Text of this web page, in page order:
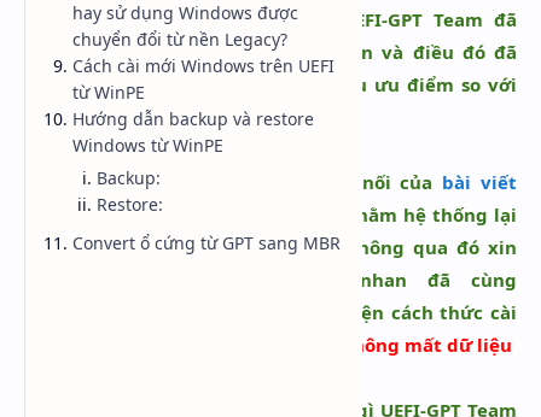
Hidden Menu
Hidden Menu
Khoảng hơn 2 năm trước [V-Z] UEFI-GPT Team đã
từng nói rằng UEFI sẽ dần phổ biến và điều đó đã
đúng sự thật. Thực sự nó quá nhiều ưu điểm so với
chuẩn cũ (Legacy/CSM)
Bài viết này được xem là sự tiếp nối của bài viết
trên diễn đàn vn-zoom.com nhằm hệ thống lại
nội dung một cách đầy đủ nhất. Thông qua đó xin
chân thành cám ơn bác tuainhan đã cùng
niemtin007 nghiên cứu để hoàn thiện cách thức cài
không mất dữ liệu
niemtin007 luôn trân trọng những gì UEFI-GPT Team
hay sử dụng Windows được
chuyển đổi từ nền Legacy?
Cách cài mới Windows trên UEFI
từ WinPE
Hướng dẫn backup và restore
Windows từ WinPE
Backup:
Restore:
Convert ổ cứng từ GPT sang MBR